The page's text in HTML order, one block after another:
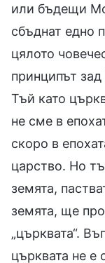
или бъдещи
сбъднат едно
цялото
принципът
Тъй като
не сме в
скоро в
царство. Но
земята,
земята, ще
„църквата“.
църквата не е